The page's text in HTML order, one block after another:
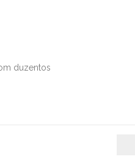
duzentos